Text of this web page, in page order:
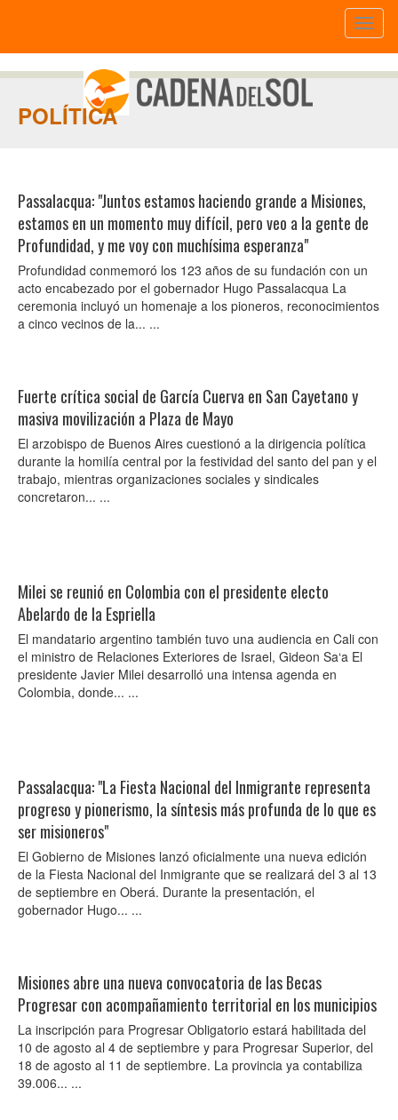
POLÍTICA
Passalacqua: "Juntos estamos haciendo grande a Misiones,
estamos en un momento muy difícil, pero veo a la gente de
Profundidad, y me voy con muchísima esperanza"
Profundidad conmemoró los 123 años de su fundación con un
acto encabezado por el gobernador Hugo Passalacqua La
ceremonia incluyó un homenaje a los pioneros, reconocimientos
a cinco vecinos de la... ...
Fuerte crítica social de García Cuerva en San Cayetano y
masiva movilización a Plaza de Mayo
El arzobispo de Buenos Aires cuestionó a la dirigencia política
durante la homilía central por la festividad del santo del pan y el
trabajo, mientras organizaciones sociales y sindicales
concretaron... ...
Milei se reunió en Colombia con el presidente electo
Abelardo de la Espriella
El mandatario argentino también tuvo una audiencia en Cali con
el ministro de Relaciones Exteriores de Israel, Gideon Sa‘a El
presidente Javier Milei desarrolló una intensa agenda en
Colombia, donde... ...
Passalacqua: "La Fiesta Nacional del Inmigrante representa
progreso y pionerismo, la síntesis más profunda de lo que es
ser misioneros"
El Gobierno de Misiones lanzó oficialmente una nueva edición
de la Fiesta Nacional del Inmigrante que se realizará del 3 al 13
de septiembre en Oberá. Durante la presentación, el
gobernador Hugo... ...
Misiones abre una nueva convocatoria de las Becas
Progresar con acompañamiento territorial en los municipios
La inscripción para Progresar Obligatorio estará habilitada del
10 de agosto al 4 de septiembre y para Progresar Superior, del
18 de agosto al 11 de septiembre. La provincia ya contabiliza
39.006... ...